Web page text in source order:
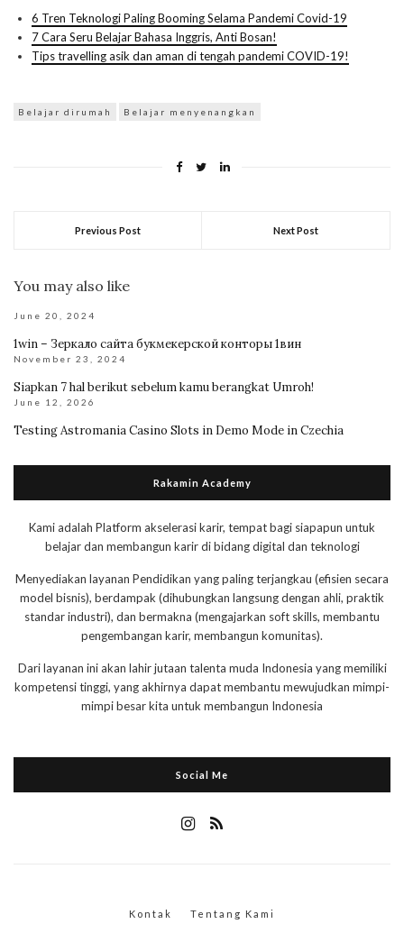
6 Tren Teknologi Paling Booming Selama Pandemi Covid-19
7 Cara Seru Belajar Bahasa Inggris, Anti Bosan!
Tips travelling asik dan aman di tengah pandemi COVID-19!
Belajar dirumah Belajar menyenangkan
Previous Post Next Post
You may also like
June 20, 2024
1win – Зеркало сайта букмекерской конторы 1вин
November 23, 2024
Siapkan 7 hal berikut sebelum kamu berangkat Umroh!
June 12, 2026
Testing Astromania Casino Slots in Demo Mode in Czechia
Rakamin Academy
Kami adalah Platform akselerasi karir, tempat bagi siapapun untuk
belajar dan membangun karir di bidang digital dan teknologi
Menyediakan layanan Pendidikan yang paling terjangkau (efisien secara
model bisnis), berdampak (dihubungkan langsung dengan ahli, praktik
standar industri), dan bermakna (mengajarkan soft skills, membantu
pengembangan karir, membangun komunitas).
Dari layanan ini akan lahir jutaan talenta muda Indonesia yang memiliki
kompetensi tinggi, yang akhirnya dapat membantu mewujudkan mimpi-
mimpi besar kita untuk membangun Indonesia
Social Me
Kontak Tentang Kami